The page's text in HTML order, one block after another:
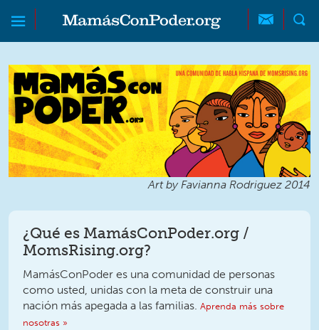
Skip to main content
Skip to main content
MamásConPoder
Art by Favianna Rodriguez 2014
¿Qué es MamásConPoder.org /
MomsRising.org?
MamásConPoder es una comunidad de personas
como usted, unidas con la meta de construir una
nación más apegada a las familias. Aprenda más sobre
nosotras »